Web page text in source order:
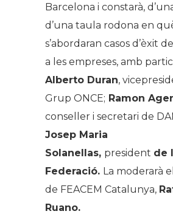
Barcelona i constarà,
d’una taula rodona en
s’abordaran casos d’èxit
a les empreses, amb
Alberto Duran,
Grup ONCE; Ramon
conseller i secretari de
Josep Maria
Solanellas, president de
Federació. La moderarà
de FEACEM Catalunya,
Ruano.